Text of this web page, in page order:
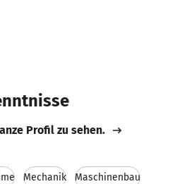
Profil zu sehen.
Mechanik Maschinenbau